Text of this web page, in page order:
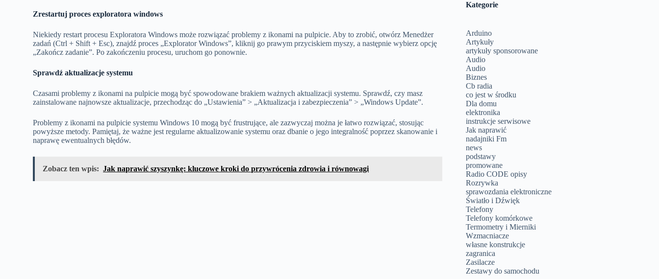
Zrestartuj proces exploratora windows
Niekiedy restart procesu Exploratora Windows może rozwiązać problemy z ikonami na pulpicie. Aby to zrobić, otwórz Menedżer
zadań (Ctrl + Shift + Esc), znajdź proces „Explorator Windows”, kliknij go prawym przyciskiem myszy, a następnie wybierz opcję
„Zakończ zadanie”. Po zakończeniu procesu, uruchom go ponownie.
Sprawdź aktualizacje systemu
Czasami problemy z ikonami na pulpicie mogą być spowodowane brakiem ważnych aktualizacji systemu. Sprawdź, czy masz
zainstalowane najnowsze aktualizacje, przechodząc do „Ustawienia” > „Aktualizacja i zabezpieczenia” > „Windows Update”.
Problemy z ikonami na pulpicie systemu Windows 10 mogą być frustrujące, ale zazwyczaj można je łatwo rozwiązać, stosując
powyższe metody. Pamiętaj, że ważne jest regularne aktualizowanie systemu oraz dbanie o jego integralność poprzez skanowanie i
naprawę ewentualnych błędów.
Zobacz ten wpis: Jak naprawić szyszynkę: kluczowe kroki do przywrócenia zdrowia i równowagi
Kategorie
Arduino
Artykuły
artykuły sponsorowane
Audio
Audio
Biznes
Cb radia
co jest w środku
Dla domu
elektronika
instrukcje serwisowe
Jak naprawić
nadajniki Fm
news
podstawy
promowane
Radio CODE opisy
Rozrywka
sprawozdania elektroniczne
Światło i Dźwięk
Telefony
Telefony komórkowe
Termometry i Mierniki
Wzmacniacze
własne konstrukcje
zagranica
Zasilacze
Zestawy do samochodu